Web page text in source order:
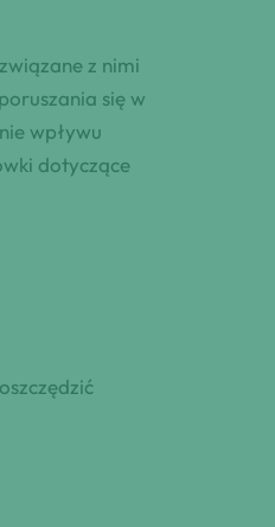
z nimi
się w
wpływu
dotyczące